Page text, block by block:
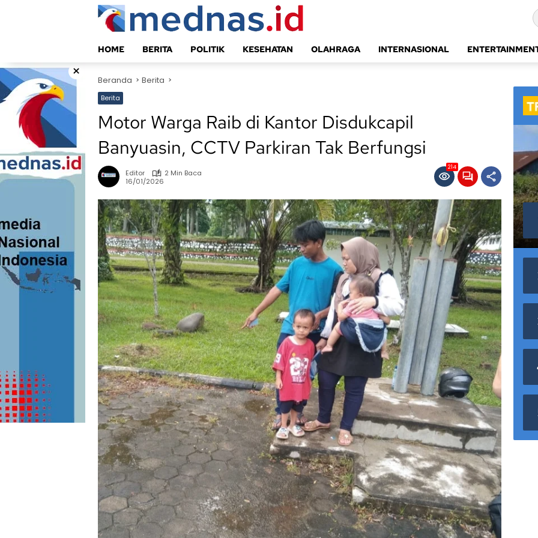
HOME BERITA POLITIK KESEHATAN OLAHRAGA INTERNASIONAL
× Beranda Berita
Berita
Motor Warga Raib di Kantor Disdukcapil
Banyuasin, CCTV Parkiran Tak Berfungsi
Editor
2 Min Baca
16/01/2026
214